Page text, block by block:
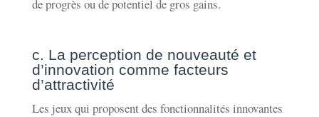
de progrès ou de potentiel de gros gains.
c. La perception de nouveauté et
d’innovation comme facteurs
d’attractivité
Les jeux qui proposent des fonctionnalités innovantes